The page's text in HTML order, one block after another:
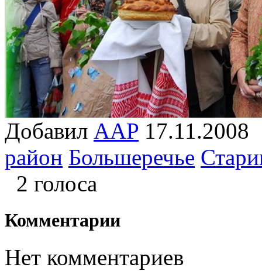
Добавил AAP
район Большеречье
2 голоса
Комментарии
Нет комментариев